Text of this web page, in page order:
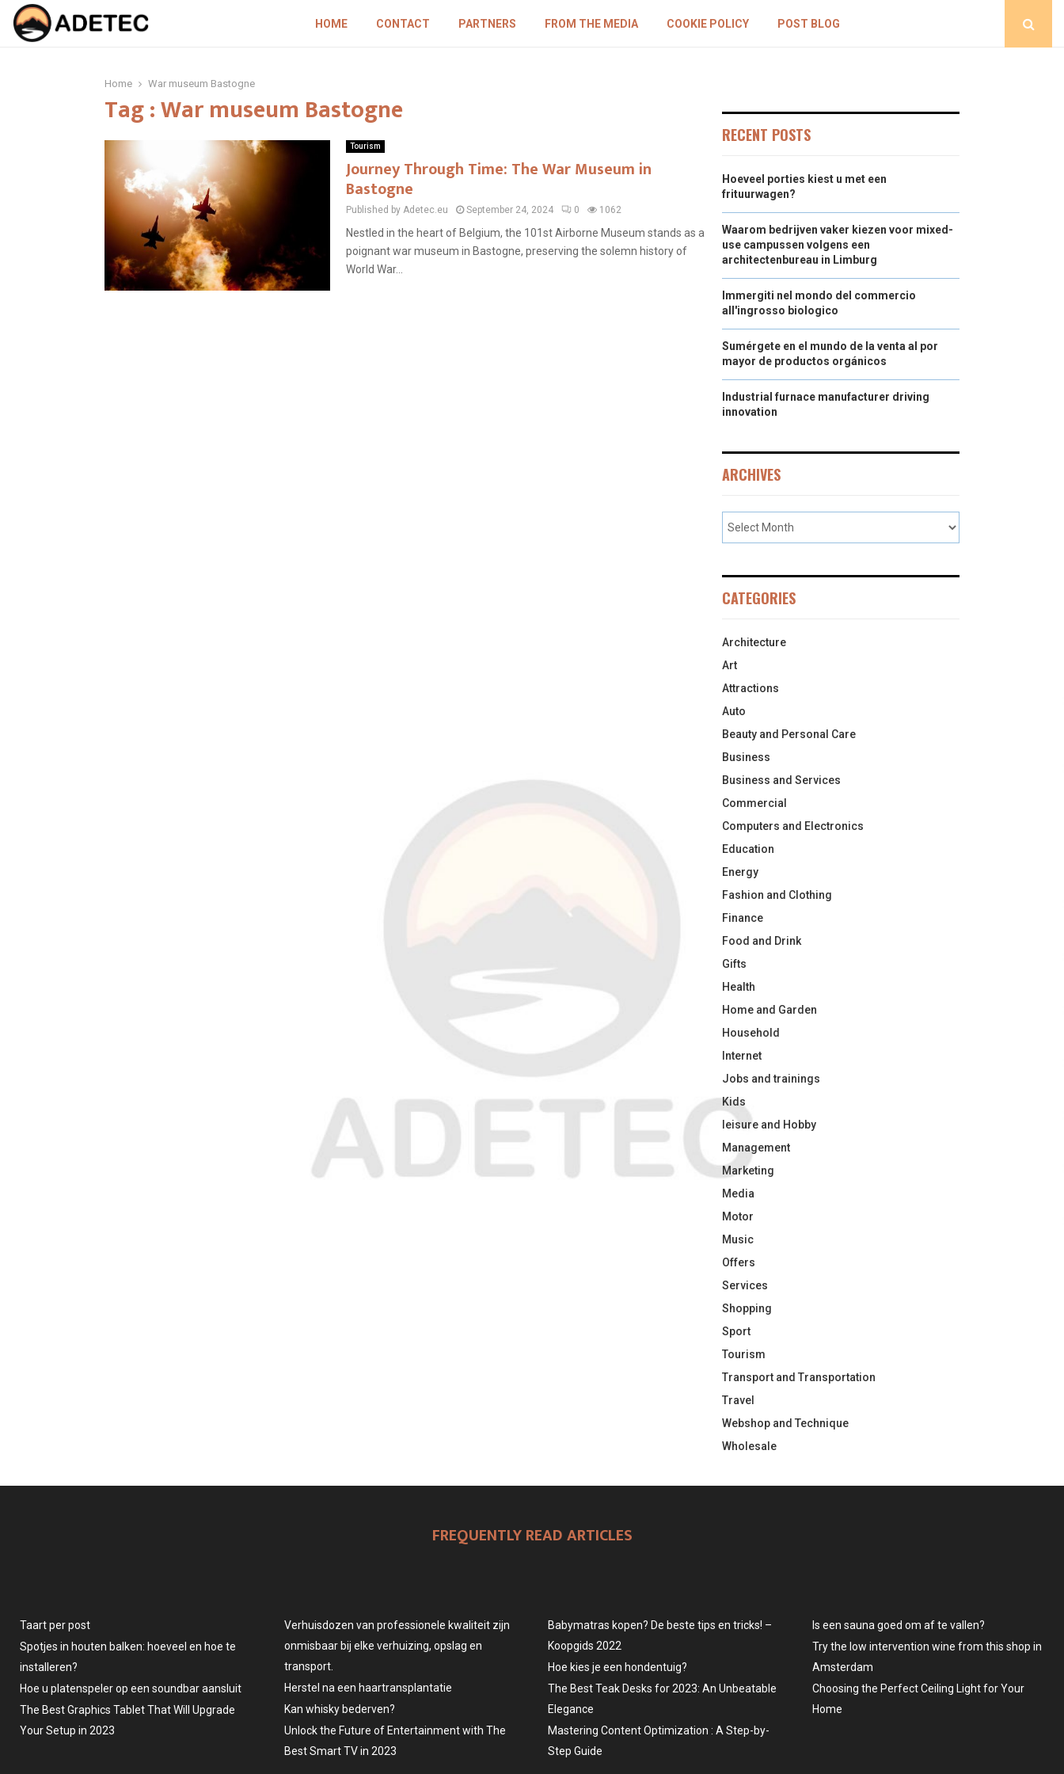
HOME CONTACT PARTNERS FROM THE MEDIA COOKIE POLICY POST BLOG
Home War museum Bastogne
Tag : War museum Bastogne
Tourism
Journey Through Time: The War Museum in
Bastogne
Published by Adetec.eu September 24, 2024 0 1062
Nestled in the heart of Belgium, the 101st Airborne Museum stands as a
poignant war museum in Bastogne, preserving the solemn history of
World War...
RECENT POSTS
Hoeveel porties kiest u met een
frituurwagen?
Waarom bedrijven vaker kiezen voor mixed-
use campussen volgens een
architectenbureau in Limburg
Immergiti nel mondo del commercio
all'ingrosso biologico
Sumérgete en el mundo de la venta al por
mayor de productos orgánicos
Industrial furnace manufacturer driving
innovation
ARCHIVES
CATEGORIES
Architecture
Art
Attractions
Auto
Beauty and Personal Care
Business
Business and Services
Commercial
Computers and Electronics
Education
Energy
Fashion and Clothing
Finance
Food and Drink
Gifts
Health
Home and Garden
Household
Internet
Jobs and trainings
Kids
leisure and Hobby
Management
Marketing
Media
Motor
Music
Offers
Services
Shopping
Sport
Tourism
Transport and Transportation
Travel
Webshop and Technique
Wholesale
FREQUENTLY READ ARTICLES
Taart per post
Spotjes in houten balken: hoeveel en hoe te
installeren?
Hoe u platenspeler op een soundbar aansluit
The Best Graphics Tablet That Will Upgrade
Your Setup in 2023
Verhuisdozen van professionele kwaliteit zijn
onmisbaar bij elke verhuizing, opslag en
transport.
Herstel na een haartransplantatie
Kan whisky bederven?
Unlock the Future of Entertainment with The
Best Smart TV in 2023
Babymatras kopen? De beste tips en tricks! –
Koopgids 2022
Hoe kies je een hondentuig?
The Best Teak Desks for 2023: An Unbeatable
Elegance
Mastering Content Optimization : A Step-by-
Step Guide
Is een sauna goed om af te vallen?
Try the low intervention wine from this shop in
Amsterdam
Choosing the Perfect Ceiling Light for Your
Home